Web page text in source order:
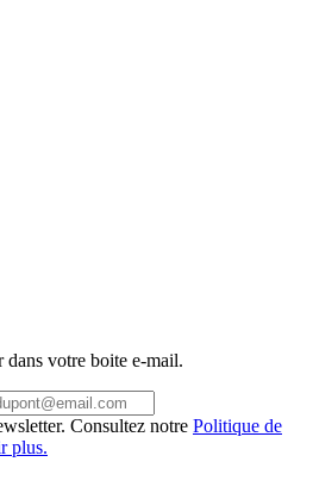
dans votre boite e-mail.
Consultez notre Politique de
plus.